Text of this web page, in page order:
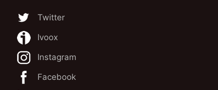
Twitter
Ivoox
Instagram
Facebook